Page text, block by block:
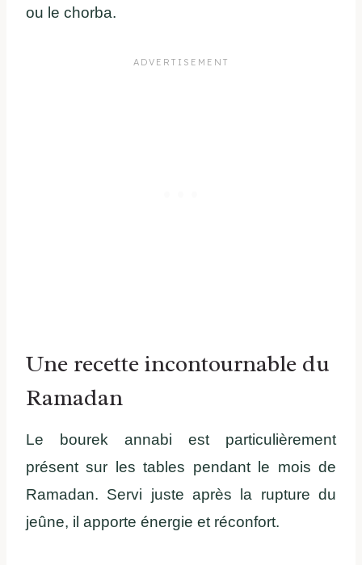
ou le chorba.
Une recette incontournable du
Ramadan
Le bourek annabi est particulièrement
présent sur les tables pendant le mois de
Ramadan. Servi juste après la rupture du
jeûne, il apporte énergie et réconfort.